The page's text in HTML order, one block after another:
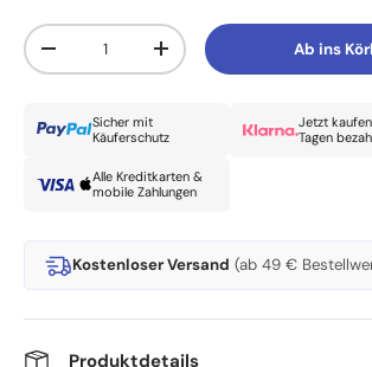
Anzahl
Menge verringernMenge erhöhen Ab ins
Sicher mit
Käuferschutz
Jetzt
Tagen
Alle Kreditkarten &
mobile Zahlungen
Kostenloser Versand (ab 49 €
Produktdetails